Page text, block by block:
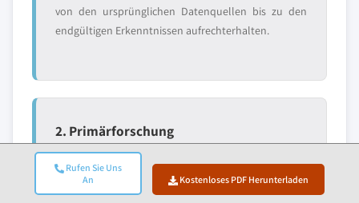
Rufen Sie Uns
An
Kostenloses PDF Herunterladen
von den ursprünglichen Datenquellen bis zu den
endgültigen Erkenntnissen aufrechterhalten.
2. Primärforschung
Die Primärforschung bildet das Rückgrat unserer
Methodik und trägt nahezu 80% zu den
Gesamterkenntnissen bei. Sie umfasst direktes